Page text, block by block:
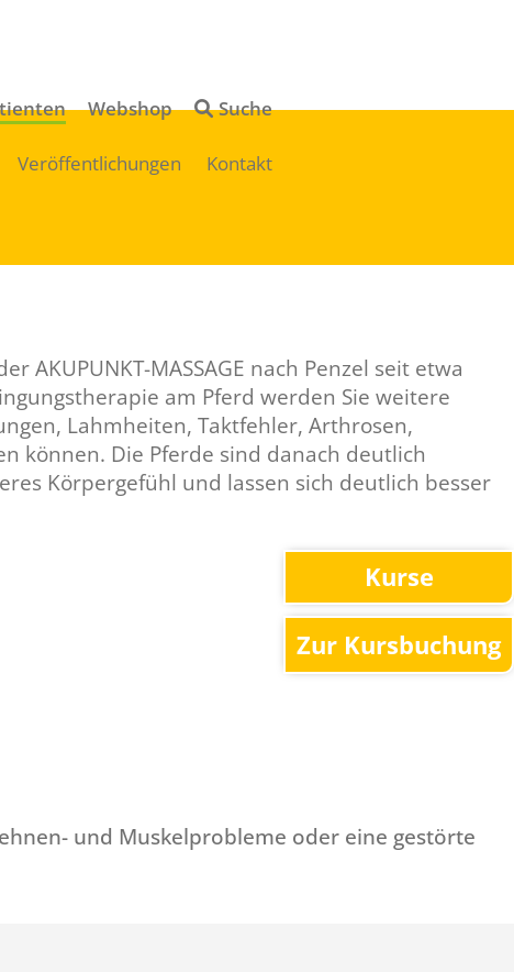
überspringen
Webshop Suche
überspringen
Veröffentlichungen Kontakt
Kurse
Zur Kursbuchung
MASSAGE nach Penzel seit etwa
am Pferd werden Sie weitere
Lahmheiten, Taktfehler, Arthrosen,
können. Die Pferde sind danach deutlich
Körpergefühl und lassen sich deutlich besser
und Muskelprobleme oder eine gestörte
KONTAKT
APM MENSCH
PATIENTEN